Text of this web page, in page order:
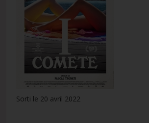
Sorti le 20 avril 2022